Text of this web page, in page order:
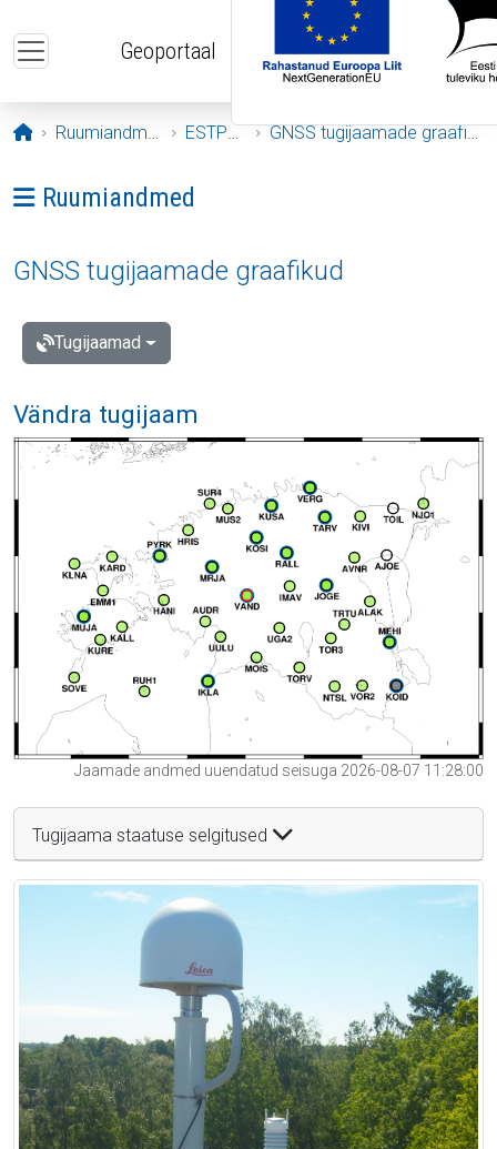
Geoportaal
Avaleht
Ruumiandmed ESTPOS GNSS tugijaamade graafikud
Ava menüü: Ruumiandmed
Ruumiandmed
GNSS tugijaamade graafikud
Tugijaamad
Vändra tugijaam
Jaamade andmed uuendatud seisuga 2026-08-07 11:28:00
Tugijaama staatuse selgitused